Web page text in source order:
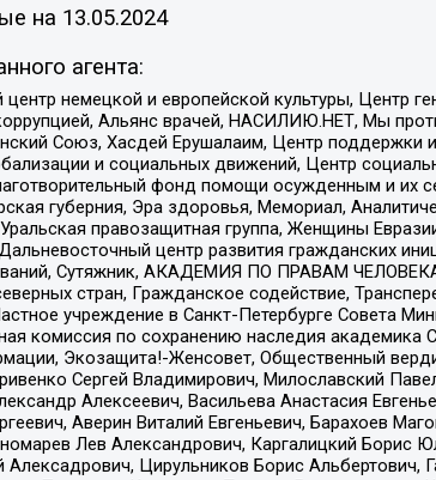
на 13.05.2024
агента:
немецкой и европейской культуры, Центр
Альянс врачей, НАСИЛИЮ.НЕТ, Мы
Союз, Хасдей Ерушалаим, Центр поддержки
и социальных движений, Центр
фонд помощи осужденным и их
губерния, Эра здоровья, Мемориал,
правозащитная группа, Женщины
центр развития гражданских
Сутяжник, АКАДЕМИЯ ПО ПРАВАМ
стран, Гражданское содействие,
учреждение в Санкт-Петербурге Совета
комиссия по сохранению наследия
Экозащита!-Женсовет, Общественный
Сергей Владимирович, Милославский
Алексеевич, Васильева Анастасия
Аверин Виталий Евгеньевич, Барахоев
Лев Александрович, Каргалицкий Борис
Цирульников Борис Альбертович,